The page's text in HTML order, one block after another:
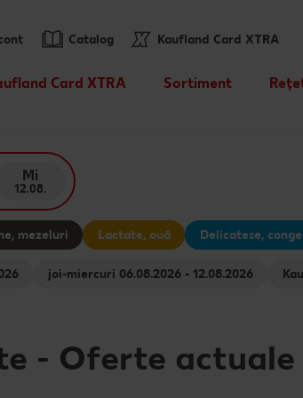
Card XTRA
Parteneri Kaufland Card
de categorie
Sortiment
Atât de ieftin
Catalog Kaufland Card XTRA
Mi
12.08.
mezeluri Lactate, ouă Delicatese,
joi-miercuri 06.08.2026 - 12.08.2026
- Oferte actuale